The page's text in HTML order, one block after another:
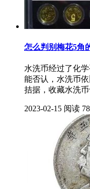
怎么判别梅花5角
水洗币经过了化
能否认，水洗币
拮据，收藏水洗
2023-02-15 阅读